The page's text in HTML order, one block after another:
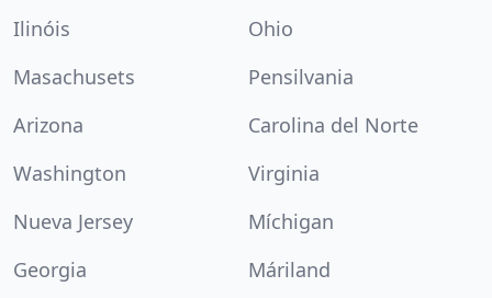
Ilinóis
Ohio
Masachusets
Pensilvania
Arizona
Carolina del Norte
Washington
Virginia
Nueva Jersey
Míchigan
Georgia
Máriland